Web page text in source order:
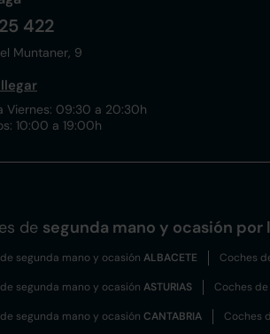
422
Muntaner, 9
Viernes: 09:30 a 20:30h
10:00 a 19:00h
de segunda mano y ocasión por
segunda mano y ocasión ALBACETE Coches
segunda mano y ocasión ASTURIAS Coches
segunda mano y ocasión CANTABRIA Coches